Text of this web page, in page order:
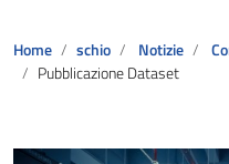
Home schio Notizie
Pubblicazione Dataset